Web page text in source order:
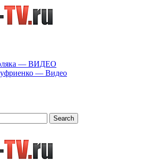
— ВИДЕО
— Видео
Search